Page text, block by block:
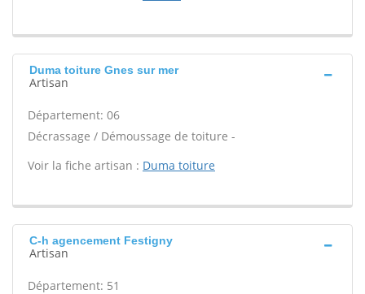
Duma toiture Gnes sur mer
Artisan
Département: 06
Décrassage / Démoussage de toiture -
Voir la fiche artisan : Duma toiture
C-h agencement Festigny
Artisan
Département: 51